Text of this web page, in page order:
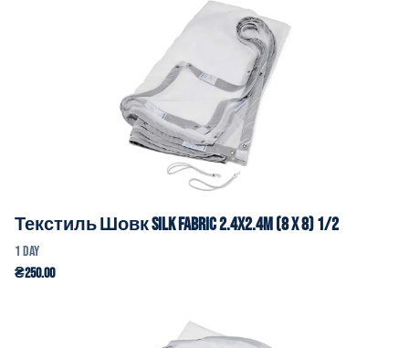
Текстиль Шовк Silk Fabric 2.4x2.4m (8 x 8) 1/2